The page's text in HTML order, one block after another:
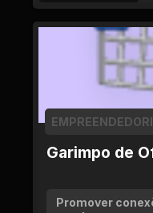
Garimpo de
Promover